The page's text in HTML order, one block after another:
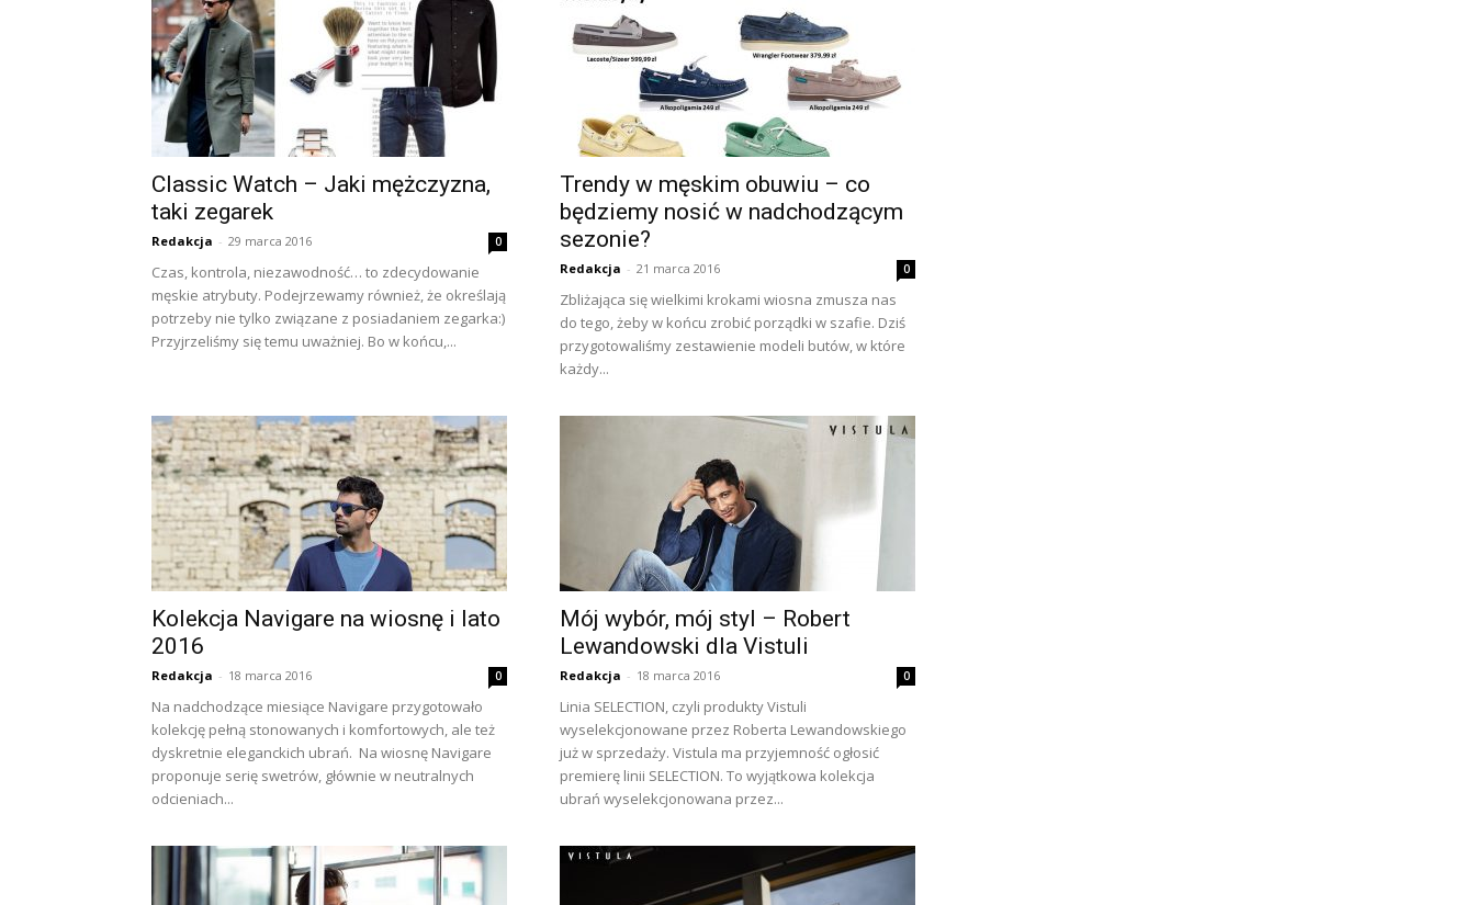
Classic Watch – Jaki mężczyzna,
taki zegarek
Redakcja - 29 marca 2016 0
Czas, kontrola, niezawodność… to zdecydowanie
męskie atrybuty. Podejrzewamy również, że określają
potrzeby nie tylko związane z posiadaniem zegarka:)
Przyjrzeliśmy się temu uważniej. Bo w końcu,...
Trendy w męskim obuwiu – co
będziemy nosić w nadchodzącym
sezonie?
Redakcja - 21 marca 2016 0
Zbliżająca się wielkimi krokami wiosna zmusza nas
do tego, żeby w końcu zrobić porządki w szafie. Dziś
przygotowaliśmy zestawienie modeli butów, w które
każdy...
Kolekcja Navigare na wiosnę i lato
2016
Redakcja - 18 marca 2016 0
Na nadchodzące miesiące Navigare przygotowało
kolekcję pełną stonowanych i komfortowych, ale też
dyskretnie eleganckich ubrań. Na wiosnę Navigare
proponuje serię swetrów, głównie w neutralnych
odcieniach...
Mój wybór, mój styl – Robert
Lewandowski dla Vistuli
Redakcja - 18 marca 2016 0
Linia SELECTION, czyli produkty Vistuli
wyselekcjonowane przez Roberta Lewandowskiego
już w sprzedaży. Vistula ma przyjemność ogłosić
premierę linii SELECTION. To wyjątkowa kolekcja
ubrań wyselekcjonowana przez...